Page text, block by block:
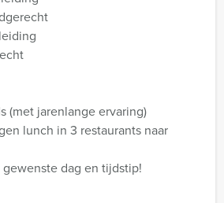
(met jarenlange ervaring)
lunch in 3 restaurants naar
dag en tijdstip!